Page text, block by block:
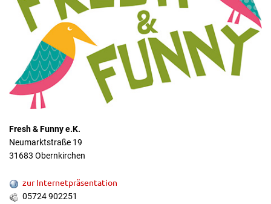
Fresh & Funny e.K.
Neumarktstraße 19
31683 Obernkirchen
zur Internetpräsentation
05724 902251